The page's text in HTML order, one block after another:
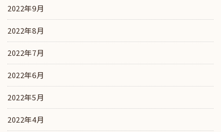
2022年9月
2022年8月
2022年7月
2022年6月
2022年5月
2022年4月